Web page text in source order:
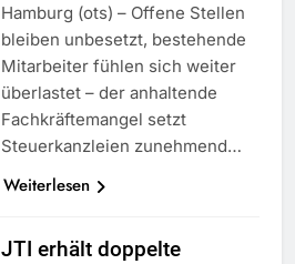
Hamburg (ots) – Offene Stellen
bleiben unbesetzt, bestehende
Mitarbeiter fühlen sich weiter
überlastet – der anhaltende
Fachkräftemangel setzt
Steuerkanzleien zunehmend…
Weiterlesen
JTI erhält doppelte